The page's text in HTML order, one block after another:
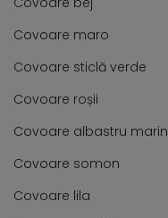
Covoare maro
Covoare sticlă verde
Covoare roșii
Covoare albastru marin
Covoare somon
Covoare lila